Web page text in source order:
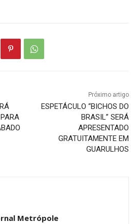
Próximo artigo
ESPETÁCULO “BICHOS DO
BRASIL” SERÁ
APRESENTADO
GRATUITAMENTE EM
GUARULHOS
Metrópole